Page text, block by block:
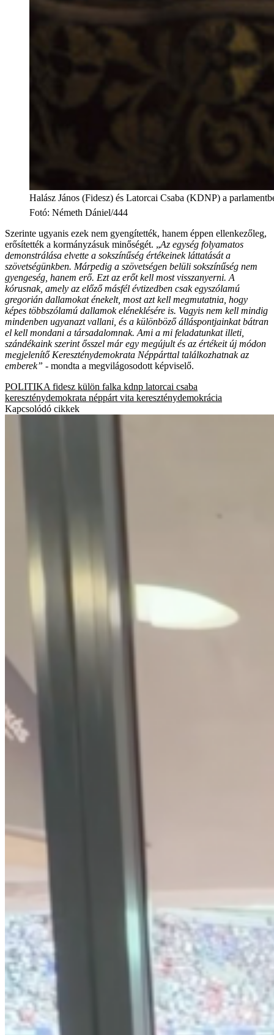
Halász János (Fidesz) és Latorcai Csaba (KDNP) a
Fotó: Németh Dániel/444
Szerinte ugyanis ezek nem gyengítették, hanem éppen ellenkezőleg,
erősítették a kormányzásuk minőségét. „Az egység folyamatos
demonstrálása elvette a sokszínűség értékeinek láttatását a
szövetségünkben. Márpedig a szövetségen belüli sokszínűség nem
gyengeség, hanem erő. Ezt az erőt kell most visszanyerni. A
kórusnak, amely az előző másfél évtizedben csak egyszólamú
gregorián dallamokat énekelt, most azt kell megmutatnia, hogy
képes többszólamú dallamok eléneklésére is. Vagyis nem kell mindig
mindenben ugyanazt vallani, és a különböző álláspontjainkat bátran
el kell mondani a társadalomnak. Ami a mi feladatunkat illeti,
szándékaink szerint ősszel már egy megújult és az értékeit új módon
megjelenítő Kereszténydemokrata Néppárttal találkozhatnak az
emberek” - mondta a megvilágosodott képviselő.
POLITIKA fidesz külön falka kdnp latorcai csaba
kereszténydemokrata néppárt vita kereszténydemokrácia
Kapcsolódó cikkek